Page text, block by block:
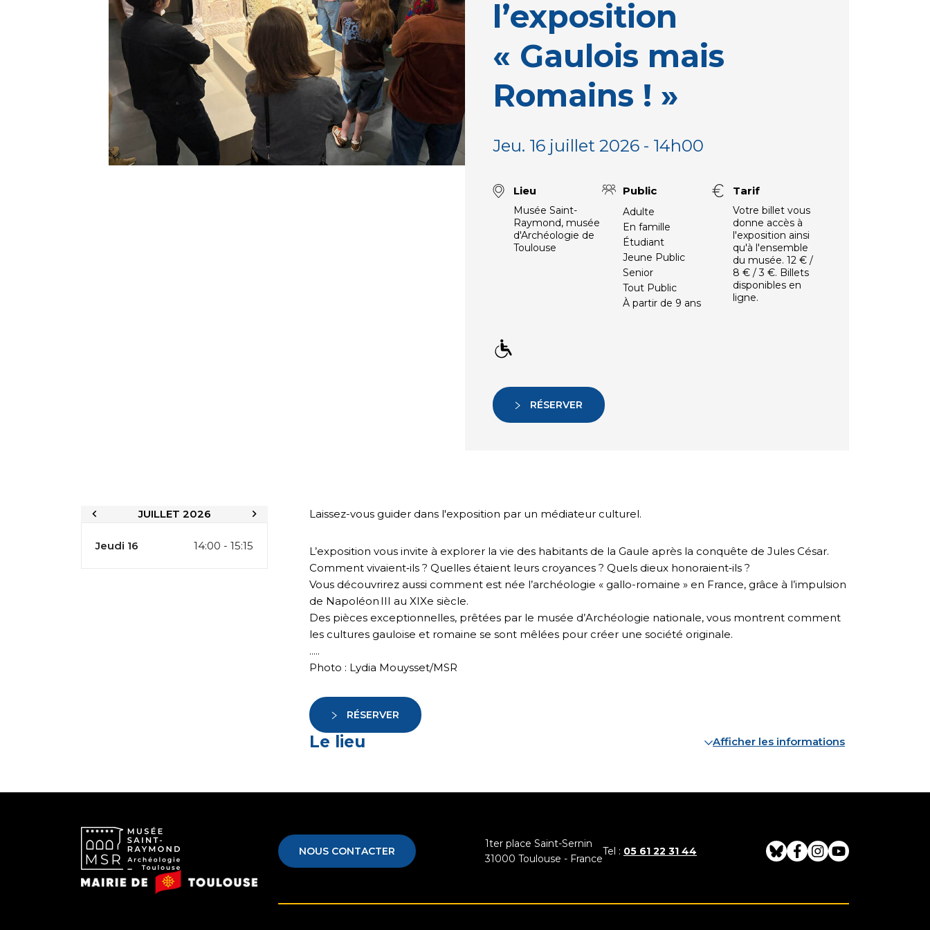
l’exposition
« Gaulois mais
Romains ! »
Jeu. 16 juillet 2026 - 14h00
Lieu
Musée Saint-
Raymond, musée
d'Archéologie de
Toulouse
Public
Adulte
En famille
Étudiant
Jeune Public
Senior
Tout Public
À partir de 9 ans
Tarif
Votre billet vous
donne accès à
l'exposition ainsi
qu'à l'ensemble
du musée. 12 € /
8 € / 3 €. Billets
disponibles en
ligne.
RÉSERVER
JUILLET 2026
Jeudi 16 14:00 - 15:15
Laissez-vous guider dans l'exposition par un médiateur culturel.
L’exposition vous invite à explorer la vie des habitants de la Gaule après la conquête de Jules César.
Comment vivaient‑ils ? Quelles étaient leurs croyances ? Quels dieux honoraient‑ils ?
Vous découvrirez aussi comment est née l’archéologie « gallo-romaine » en France, grâce à l’impulsion
de Napoléon III au XIXe siècle.
Des pièces exceptionnelles, prêtées par le musée d’Archéologie nationale, vous montrent comment
les cultures gauloise et romaine se sont mêlées pour créer une société originale.
.....
Photo : Lydia Mouysset/MSR
RÉSERVER
Le lieu Afficher les informations
Musée
Mairie
de
NOUS CONTACTER
1ter place Saint-Sernin
31000 Toulouse - France
Tel : 05 61 22 31 44
BlueskyFacebook
Instagram
Youtube